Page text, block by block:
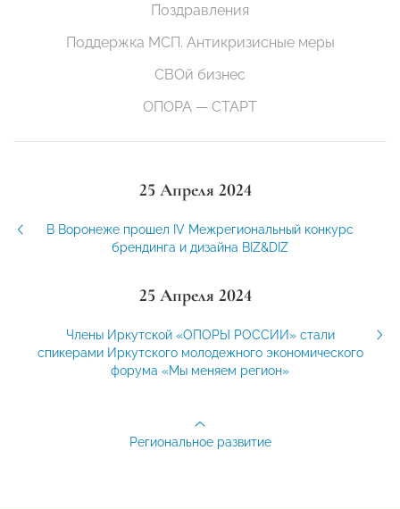
Поздравления
Поддержка МСП. Антикризисные меры
СВОй бизнес
ОПОРА — СТАРТ
25 Апреля 2024
В Воронеже прошел IV Межрегиональный конкурс
брендинга и дизайна BIZ&DIZ
25 Апреля 2024
Члены Иркутской «ОПОРЫ РОССИИ» стали
спикерами Иркутского молодежного экономического
форума «Мы меняем регион»
Региональное развитие